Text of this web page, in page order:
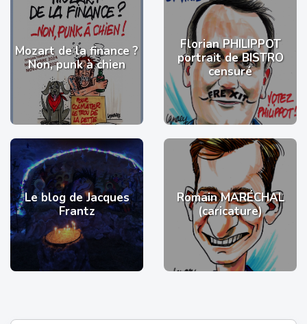
Mozart de la finance ?
Non, punk à chien
Florian PHILIPPOT
portrait de BISTRO
censuré
Le blog de Jacques
Frantz
Romain MARÉCHAL
(caricature)